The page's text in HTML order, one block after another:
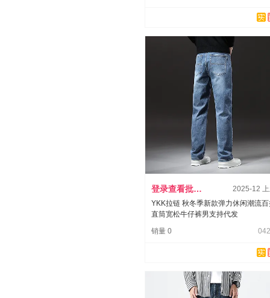
登录查看批发价
2025-12
YKK拉链 秋冬季新款弹力休闲潮流
直筒宽松牛仔裤男支持代发
销量 0